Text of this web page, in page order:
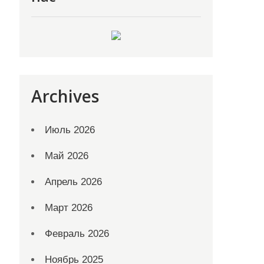
Archives
Июль 2026
Май 2026
Апрель 2026
Март 2026
Февраль 2026
Ноябрь 2025